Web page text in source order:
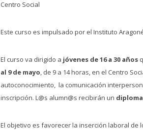
Centro Social
Este curso es impulsado por el Instituto
El curso va dirigido a jóvenes de 16 a 30 años
al 9 de mayo , de 9 a 14 horas, en el Centro
autoconocimiento, la comunicación
inscripción. L@s alumn@s recibirán un diploma
El objetivo es favorecer la inserción laboral de